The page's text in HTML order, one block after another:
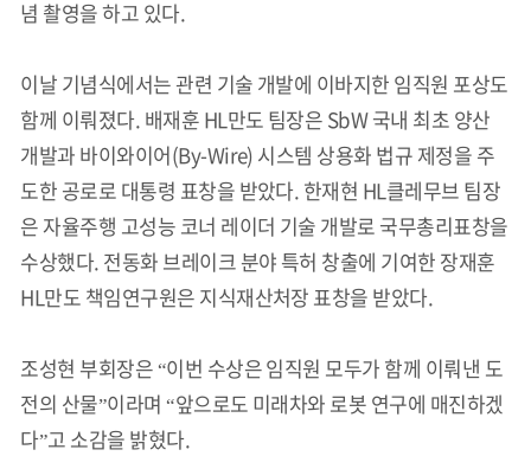
념 촬영을 하고 있다.
이날 기념식에서는 관련 기술 개발에 이바지한 임직원 포상도
함께 이뤄졌다. 배재훈 HL만도 팀장은 SbW 국내 최초 양산
개발과 바이와이어(By-Wire) 시스템 상용화 법규 제정을 주
도한 공로로 대통령 표창을 받았다. 한재현 HL클레무브 팀장
은 자율주행 고성능 코너 레이더 기술 개발로 국무총리표창을
수상했다. 전동화 브레이크 분야 특허 창출에 기여한 장재훈
HL만도 책임연구원은 지식재산처장 표창을 받았다.
조성현 부회장은 “이번 수상은 임직원 모두가 함께 이뤄낸 도
전의 산물”이라며 “앞으로도 미래차와 로봇 연구에 매진하겠
다”고 소감을 밝혔다.